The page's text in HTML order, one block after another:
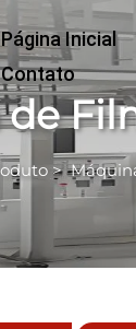
Página Inicial
Contato
>